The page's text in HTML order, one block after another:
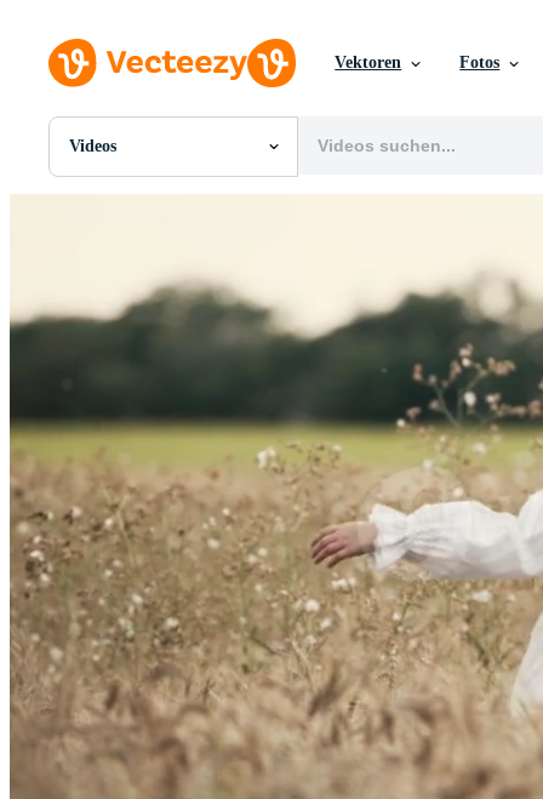
Vektoren Fotos
Videos
Alle Bilder
Vorlagen
Vektoren
Redaktionelle Ereignisse